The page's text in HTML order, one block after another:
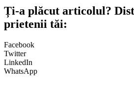
Ți-a plăcut articolul?
prietenii tăi:
Facebook
Twitter
LinkedIn
WhatsApp